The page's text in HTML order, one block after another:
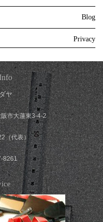
Blog
Privacy
ヤ
市大蓮東3-4-2
（代表）
8261